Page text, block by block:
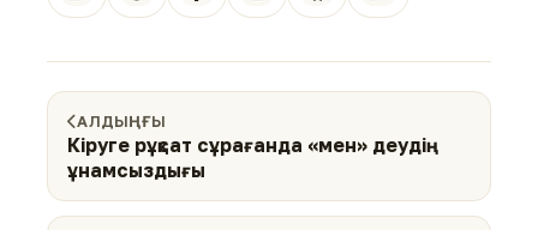
АЛДЫҢҒЫ
Кіруге рұқсат сұрағанда «мен» деудің
ұнамсыздығы